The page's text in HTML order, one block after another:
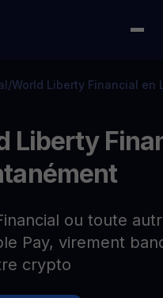
/World Liberty Financial en
Liberty
ou toute
Pay, virement
crypto